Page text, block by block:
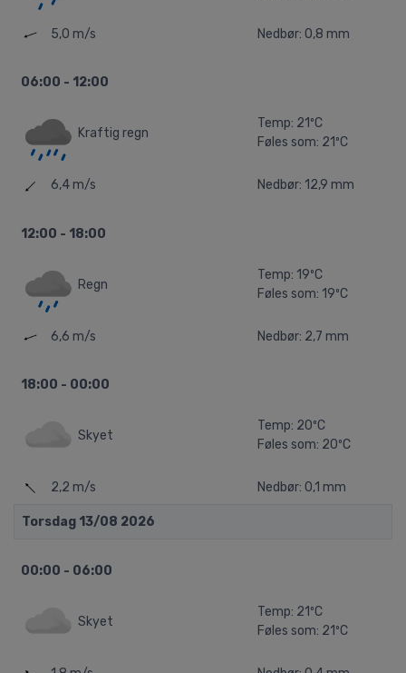
5,0 m/s Nedbør: 0,8 mm
06:00 - 12:00
Kraftig regn
Temp: 21ºC
Føles som: 21ºC
6,4 m/s Nedbør: 12,9 mm
12:00 - 18:00
Regn
Temp: 19ºC
Føles som: 19ºC
6,6 m/s Nedbør: 2,7 mm
18:00 - 00:00
Skyet
Temp: 20ºC
Føles som: 20ºC
2,2 m/s Nedbør: 0,1 mm
Torsdag 13/08 2026
00:00 - 06:00
Skyet
Temp: 21ºC
Føles som: 21ºC